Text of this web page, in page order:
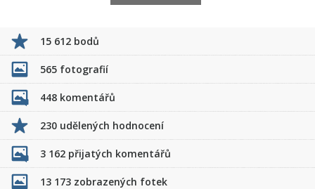
15 612 bodů
565 fotografií
448 komentářů
230 udělených hodnocení
3 162 přijatých komentářů
13 173 zobrazených fotek